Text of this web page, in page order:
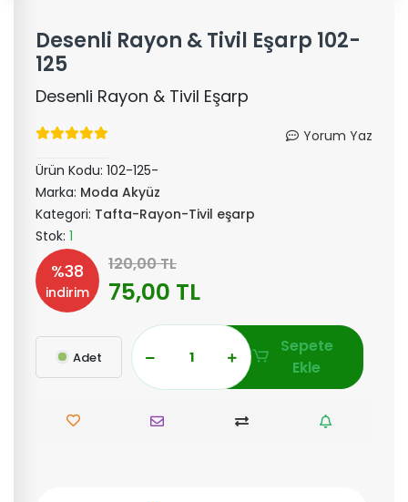
Desenli Rayon & Tivil Eşarp 102-
125
Desenli Rayon & Tivil Eşarp
Yorum Yaz
Ürün Kodu: 102-125-
Marka: Moda Akyüz
Kategori: Tafta-Rayon-Tivil eşarp
Stok: 1
%38
indirim
120,00 TL
75,00 TL
Adet
Sepete
Ekle